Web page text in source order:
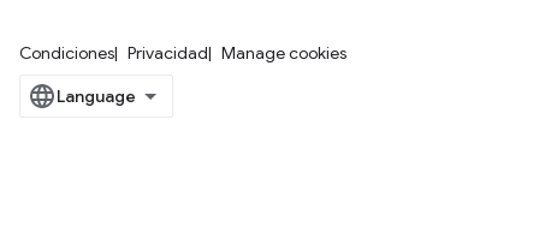
Condiciones Privacidad Manage cookies